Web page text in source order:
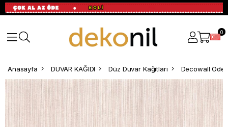
0
Anasayfa DUVAR KAĞIDI Düz Duvar Kağıtları Decowall